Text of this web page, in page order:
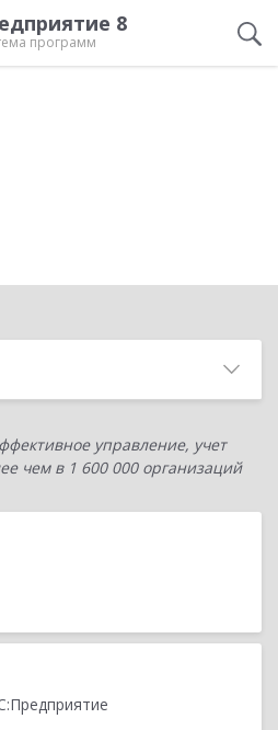
8
программ
управление, учет
чем в 1 600 000 организаций